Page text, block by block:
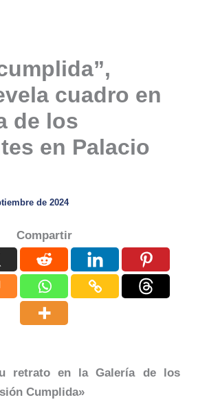
cuadro en
de los
en Palacio
de 2024
Compartir
retrato en la Galería de los
Cumplida»